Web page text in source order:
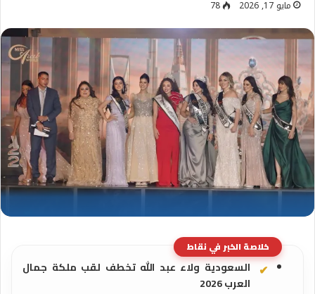
مايو 17, 2026 78
خلاصة الخبر في نقاط
السعودية ولاء عبد الله تخطف لقب ملكة جمال
العرب 2026